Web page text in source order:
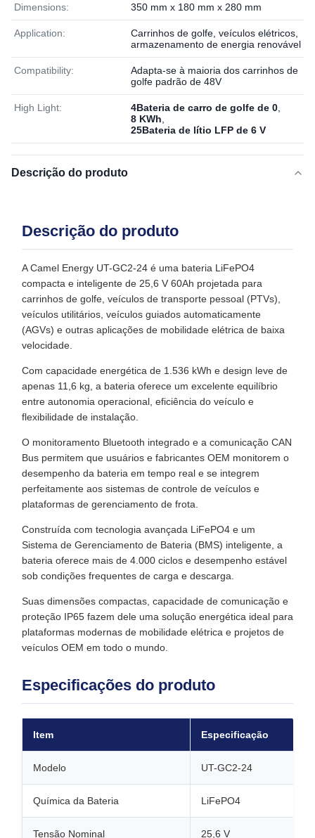
Dimensions: 350 mm x 180 mm x 280 mm
Application:
Carrinhos de golfe, veículos elétricos,
armazenamento de energia renovável
Compatibility:
Adapta-se à maioria dos carrinhos de
golfe padrão de 48V
High Light: 4Bateria de carro de golfe de 0
8 KWh
25Bateria de lítio LFP de 6 V
Descrição do produto
Descrição do produto
A Camel Energy UT-GC2-24 é uma bateria LiFePO4
compacta e inteligente de 25,6 V 60Ah projetada para
carrinhos de golfe, veículos de transporte pessoal (PTVs),
veículos utilitários, veículos guiados automaticamente
(AGVs) e outras aplicações de mobilidade elétrica de baixa
velocidade.
Com capacidade energética de 1.536 kWh e design leve de
apenas 11,6 kg, a bateria oferece um excelente equilíbrio
entre autonomia operacional, eficiência do veículo e
flexibilidade de instalação.
O monitoramento Bluetooth integrado e a comunicação CAN
Bus permitem que usuários e fabricantes OEM monitorem o
desempenho da bateria em tempo real e se integrem
perfeitamente aos sistemas de controle de veículos e
plataformas de gerenciamento de frota.
Construída com tecnologia avançada LiFePO4 e um
Sistema de Gerenciamento de Bateria (BMS) inteligente, a
bateria oferece mais de 4.000 ciclos e desempenho estável
sob condições frequentes de carga e descarga.
Suas dimensões compactas, capacidade de comunicação e
proteção IP65 fazem dele uma solução energética ideal para
plataformas modernas de mobilidade elétrica e projetos de
veículos OEM em todo o mundo.
Especificações do produto
Item Especificação
Modelo UT-GC2-24
Química da Bateria LiFePO4
Tensão Nominal 25,6 V